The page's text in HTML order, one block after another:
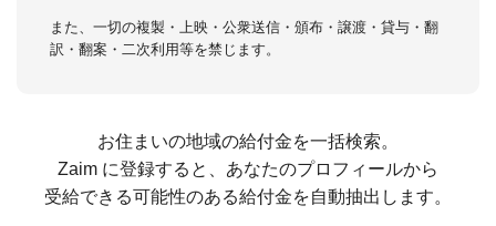
また、一切の複製・上映・公衆送信・頒布・譲渡・貸与・翻
訳・翻案・二次利用等を禁じます。
お住まいの地域の給付金を一括検索。
Zaim に登録すると、あなたのプロフィールから
受給できる可能性のある給付金を自動抽出します。